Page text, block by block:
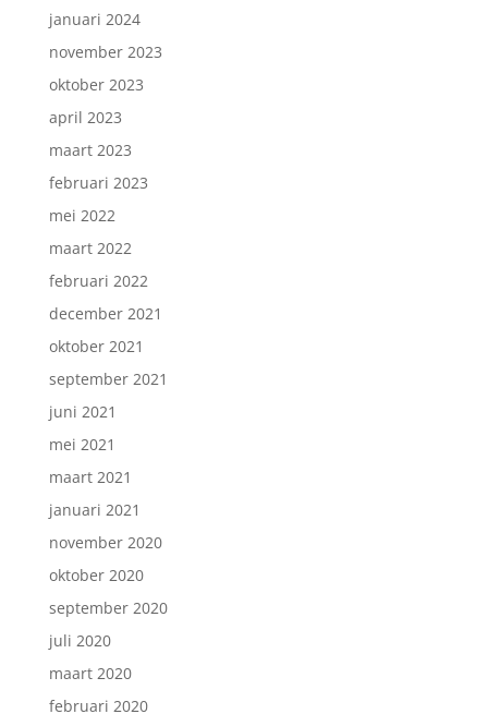
januari 2024
november 2023
oktober 2023
april 2023
maart 2023
februari 2023
mei 2022
maart 2022
februari 2022
december 2021
oktober 2021
september 2021
juni 2021
mei 2021
maart 2021
januari 2021
november 2020
oktober 2020
september 2020
juli 2020
maart 2020
februari 2020